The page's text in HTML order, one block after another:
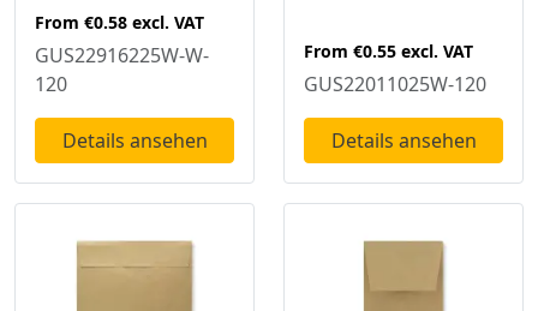
From €0.58 excl. VAT
GUS22916225W-W-
120
Details ansehen
From €0.55 excl. VAT
GUS22011025W-120
Details ansehen